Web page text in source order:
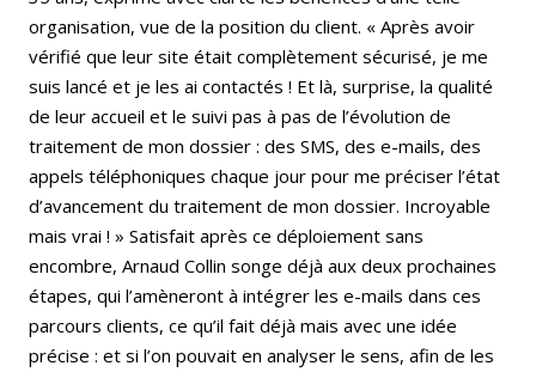
organisation, vue de la position du client. « Après avoir
vérifié que leur site était complètement sécurisé, je me
suis lancé et je les ai contactés ! Et là, surprise, la qualité
de leur accueil et le suivi pas à pas de l’évolution de
traitement de mon dossier : des SMS, des e-mails, des
appels téléphoniques chaque jour pour me préciser l’état
d’avancement du traitement de mon dossier. Incroyable
mais vrai ! » Satisfait après ce déploiement sans
encombre, Arnaud Collin songe déjà aux deux prochaines
étapes, qui l’amèneront à intégrer les e-mails dans ces
parcours clients, ce qu’il fait déjà mais avec une idée
précise : et si l’on pouvait en analyser le sens, afin de les